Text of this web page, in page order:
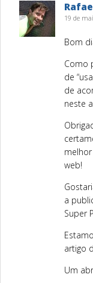
19 de
Bom
Como
de
de
neste
web!
a
Super
artigo
Um